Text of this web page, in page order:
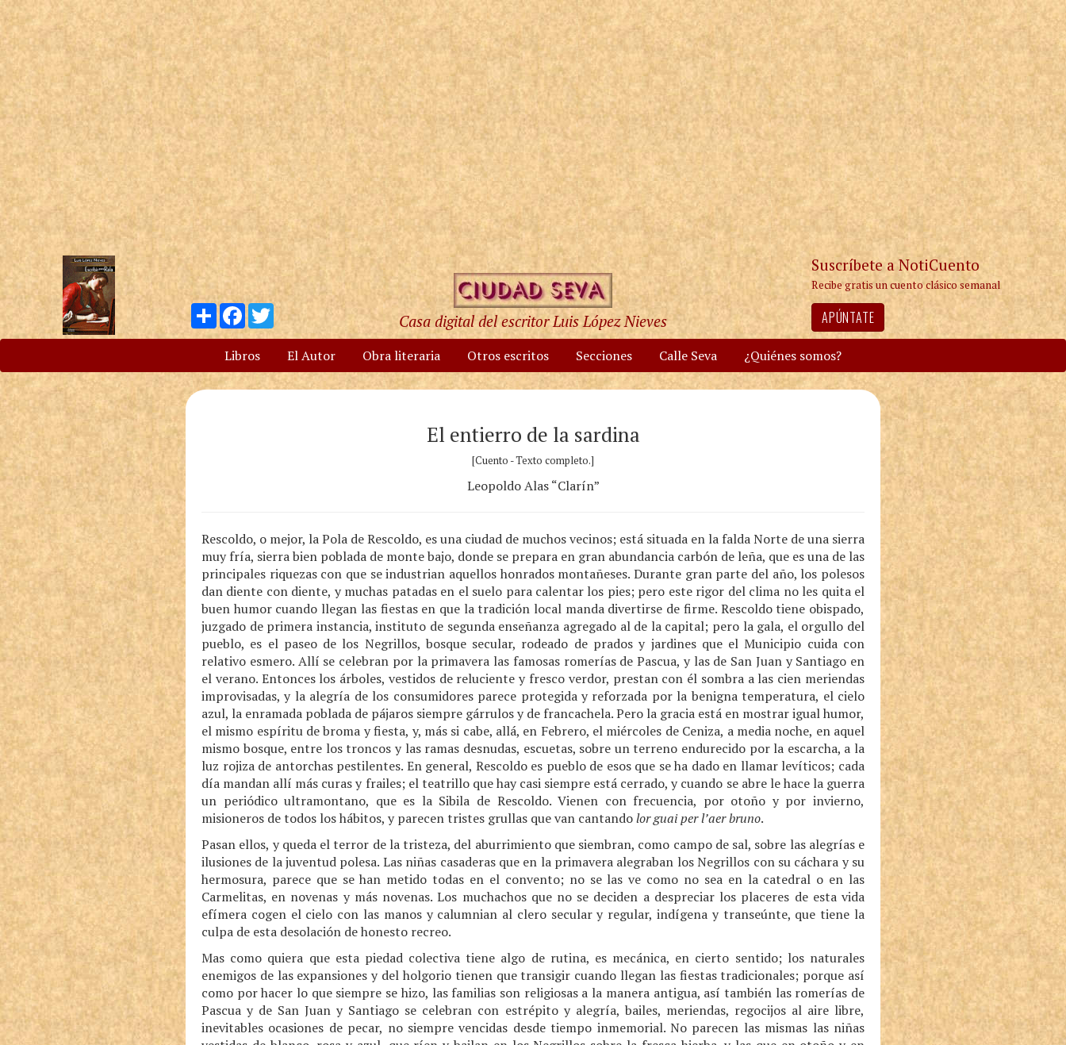
Compartir
Facebook
Twitter
Casa digital del escritor Luis López Nieves
Suscríbete a NotiCuento
Recibe gratis un cuento clásico semanal
APÚNTATE
Libros El Autor Obra literaria Otros escritos Secciones Calle Seva ¿Quiénes somos?
El entierro de la sardina
[Cuento - Texto completo.]
Leopoldo Alas “Clarín”
Rescoldo, o mejor, la Pola de Rescoldo, es una ciudad de muchos vecinos; está situada en la falda Norte de una sierra
muy fría, sierra bien poblada de monte bajo, donde se prepara en gran abundancia carbón de leña, que es una de las
principales riquezas con que se industrian aquellos honrados montañeses. Durante gran parte del año, los polesos
dan diente con diente, y muchas patadas en el suelo para calentar los pies; pero este rigor del clima no les quita el
buen humor cuando llegan las fiestas en que la tradición local manda divertirse de firme. Rescoldo tiene obispado,
juzgado de primera instancia, instituto de segunda enseñanza agregado al de la capital; pero la gala, el orgullo del
pueblo, es el paseo de los Negrillos, bosque secular, rodeado de prados y jardines que el Municipio cuida con
relativo esmero. Allí se celebran por la primavera las famosas romerías de Pascua, y las de San Juan y Santiago en
el verano. Entonces los árboles, vestidos de reluciente y fresco verdor, prestan con él sombra a las cien meriendas
improvisadas, y la alegría de los consumidores parece protegida y reforzada por la benigna temperatura, el cielo
azul, la enramada poblada de pájaros siempre gárrulos y de francachela. Pero la gracia está en mostrar igual humor,
el mismo espíritu de broma y fiesta, y, más si cabe, allá, en Febrero, el miércoles de Ceniza, a media noche, en aquel
mismo bosque, entre los troncos y las ramas desnudas, escuetas, sobre un terreno endurecido por la escarcha, a la
luz rojiza de antorchas pestilentes. En general, Rescoldo es pueblo de esos que se ha dado en llamar levíticos; cada
día mandan allí más curas y frailes; el teatrillo que hay casi siempre está cerrado, y cuando se abre le hace la guerra
un periódico ultramontano, que es la Sibila de Rescoldo. Vienen con frecuencia, por otoño y por invierno,
misioneros de todos los hábitos, y parecen tristes grullas que van cantandolor guai per l’aer bruno.
Pasan ellos, y queda el terror de la tristeza, del aburrimiento que siembran, como campo de sal, sobre las alegrías e
ilusiones de la juventud polesa. Las niñas casaderas que en la primavera alegraban los Negrillos con su cáchara y su
hermosura, parece que se han metido todas en el convento; no se las ve como no sea en la catedral o en las
Carmelitas, en novenas y más novenas. Los muchachos que no se deciden a despreciar los placeres de esta vida
efímera cogen el cielo con las manos y calumnian al clero secular y regular, indígena y transeúnte, que tiene la
culpa de esta desolación de honesto recreo.
Mas como quiera que esta piedad colectiva tiene algo de rutina, es mecánica, en cierto sentido; los naturales
enemigos de las expansiones y del holgorio tienen que transigir cuando llegan las fiestas tradicionales; porque así
como por hacer lo que siempre se hizo, las familias son religiosas a la manera antigua, así también las romerías de
Pascua y de San Juan y Santiago se celebran con estrépito y alegría, bailes, meriendas, regocijos al aire libre,
inevitables ocasiones de pecar, no siempre vencidas desde tiempo inmemorial. No parecen las mismas las niñas